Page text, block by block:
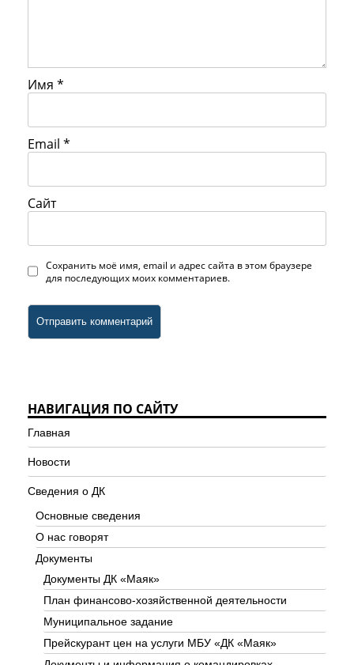
Имя *
Email *
Сайт
Сохранить моё имя, email и адрес сайта в этом браузере
для последующих моих комментариев.
НАВИГАЦИЯ ПО САЙТУ
Главная
Новости
Сведения о ДК
Основные сведения
О нас говорят
Документы
Документы ДК «Маяк»
План финансово-хозяйственной деятельности
Муниципальное задание
Прейскурант цен на услуги МБУ «ДК «Маяк»